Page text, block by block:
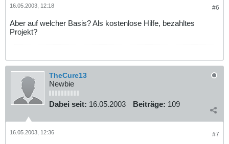
#6
16.05.2003, 12:18
Aber auf welcher Basis? Als kostenlose Hilfe, bezahltes
Projekt?
TheCure13
Newbie
Dabei seit: 16.05.2003 Beiträge: 109
#7
16.05.2003, 12:36